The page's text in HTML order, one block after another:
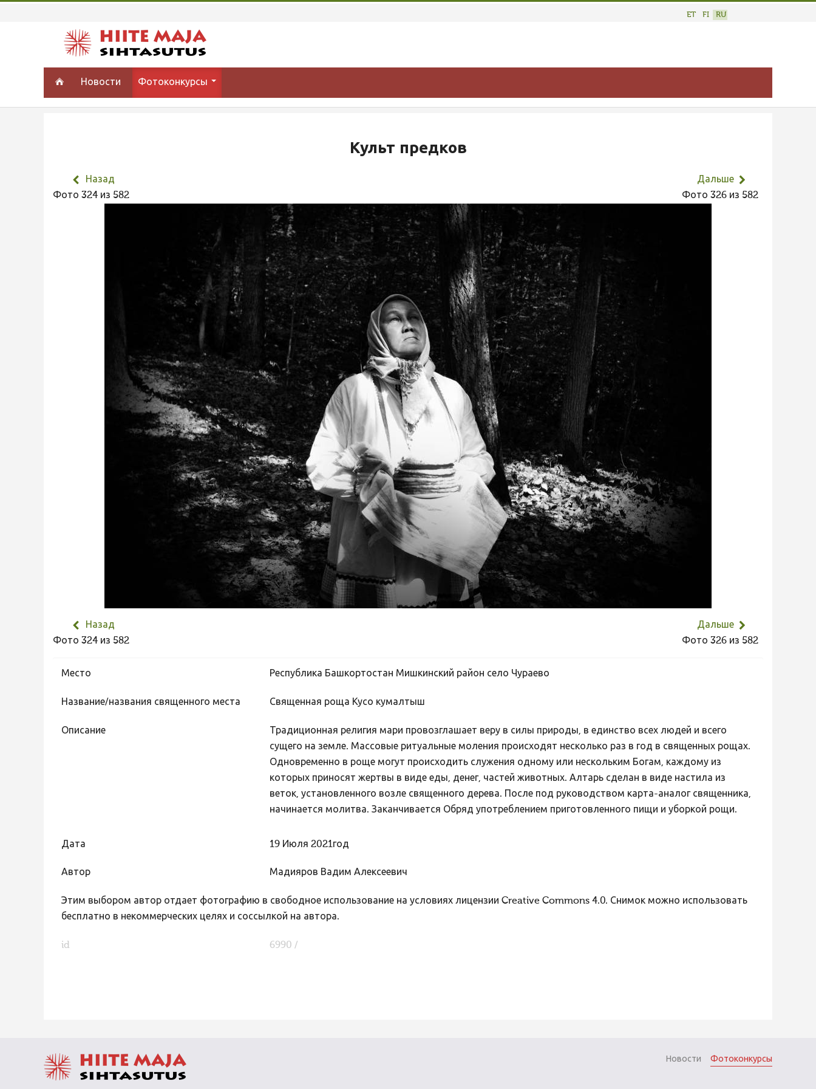
ET FI RU
Новости Фотоконкурсы
Культ предков
Назад
Фото 324 из 582
Дальше
Фото 326 из 582
Назад
Фото 324 из 582
Дальше
Фото 326 из 582
Место Республика Башкортостан Мишкинский район село Чураево
Название/названия священного места Священная роща Кусо кумалтыш
Описание
Традиционная религия мари провозглашает веру в силы природы, в единство всех людей и всего
сущего на земле. Массовые ритуальные моления происходят несколько раз в год в священных рощах.
Одновременно в роще могут происходить служения одному или нескольким Богам, каждому из
которых приносят жертвы в виде еды, денег, частей животных. Алтарь сделан в виде настила из
веток, установленного возле священного дерева. После под руководством карта-аналог священника,
начинается молитва. Заканчивается Обряд употреблением приготовленного пищи и уборкой рощи.
Дата 19 Июля 2021год
Автор Мадияров Вадим Алексеевич
Этим выбором автор отдает фотографию в свободное использование на условиях лицензии Creative Commons 4.0. Снимок можно использовать
бесплатно в некоммерческих целях и соссылкой на автора.
id 6990 /
Новости Фотоконкурсы